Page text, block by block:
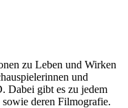
zu Leben und Wirken
und
Dabei gibt es zu jedem
deren Filmografie.